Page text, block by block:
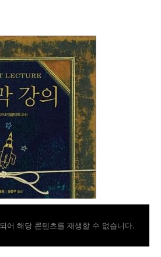
어 해당 콘텐츠를 재생할 수 없습니다.